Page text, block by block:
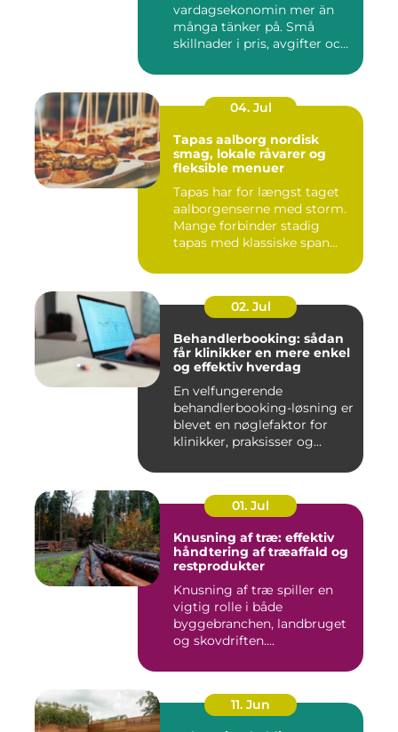
vardagsekonomin mer än
många tänker på. Små
skillnader i pris, avgifter och
04. Jul
Tapas aalborg nordisk
smag, lokale råvarer og
fleksible menuer
Tapas har for længst taget
aalborgenserne med storm.
Mange forbinder stadig
tapas med klassiske span...
02. Jul
Behandlerbooking: sådan
får klinikker en mere enkel
og effektiv hverdag
En velfungerende
behandlerbooking-løsning er
blevet en nøglefaktor for
klinikker, praksisser og
01. Jul
Knusning af træ: effektiv
håndtering af træaffald og
restprodukter
Knusning af træ spiller en
vigtig rolle i både
byggebranchen, landbruget
og skovdriften....
11. Jun